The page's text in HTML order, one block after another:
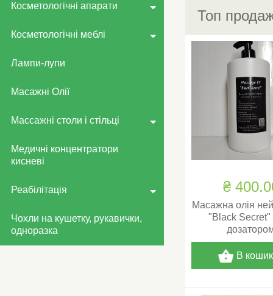
Косметологічні апарати
Косметологічні меблі
Лампи-лупи
Масажні Олії
Массажні столи і стільці
Медичні концентратори
кисневі
Реабілітація
Чохли на кушетку, рукавички,
одноразка
Топ
₴
Масажна олія
"Black Secret"
В кошик